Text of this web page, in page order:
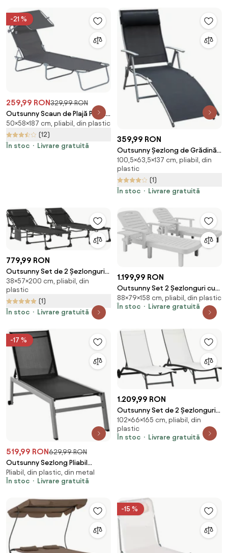
-21 %
259,99 RON329,99 RON
Outsunny Scaun de Plajă Pliabil
și Reclinabil cu Parasolar,
Confortabil, în Tesatura
Oxford, Gri | Aosom Romania
50×58×187 cm, pliabil, din plastic
(12)
În stoc
Livrare gratuită
359,99 RON
Outsunny Șezlong de Grădină
Pliabil cu Pernă și Spătar cu 7
Poziții de Înclinare,
137x63.5x100.5 cm, Negru |
Aosom Romania
100,5×63,5×137 cm, pliabil, din
plastic
(1)
În stoc
Livrare gratuită
779,99 RON
Outsunny Set de 2 Șezlonguri
de Grădină Pliabile, Reglabile pe
5 Niveluri, cu Perne, Șezlonguri
Textilenă cu Buzunar Lateral,
Mâner, pentru Plajă, Piscină,
Romania
38×57×200 cm, pliabil, din
plastic
(1)
În stoc
Livrare gratuită
1.199,99 RON
Outsunny Set 2 Șezlonguri cu
Spătar Reglabil în 5 Poziții,
Măsuță și Brațe Ergonomice,
Romania
88×79×158 cm, pliabil, din plastic
În stoc
Livrare gratuită
-17 %
519,99 RON629,99 RON
Outsunny Sezlong Pliabil
pentru Plajă cu Burete în
Textilene, Design Ergonomic,
Argintiu | Aosom Romania
Pliabil, din plastic, din metal
În stoc
Livrare gratuită
1.209,99 RON
Outsunny Set de 2 Șezlonguri
Rabatabile pe 5 Niveluri,
Șezlonguri din Aluminiu și
Țesătură Respirabilă,
102×66×165 cm, pliabil, din
plastic
În stoc
Livrare gratuită
-15 %